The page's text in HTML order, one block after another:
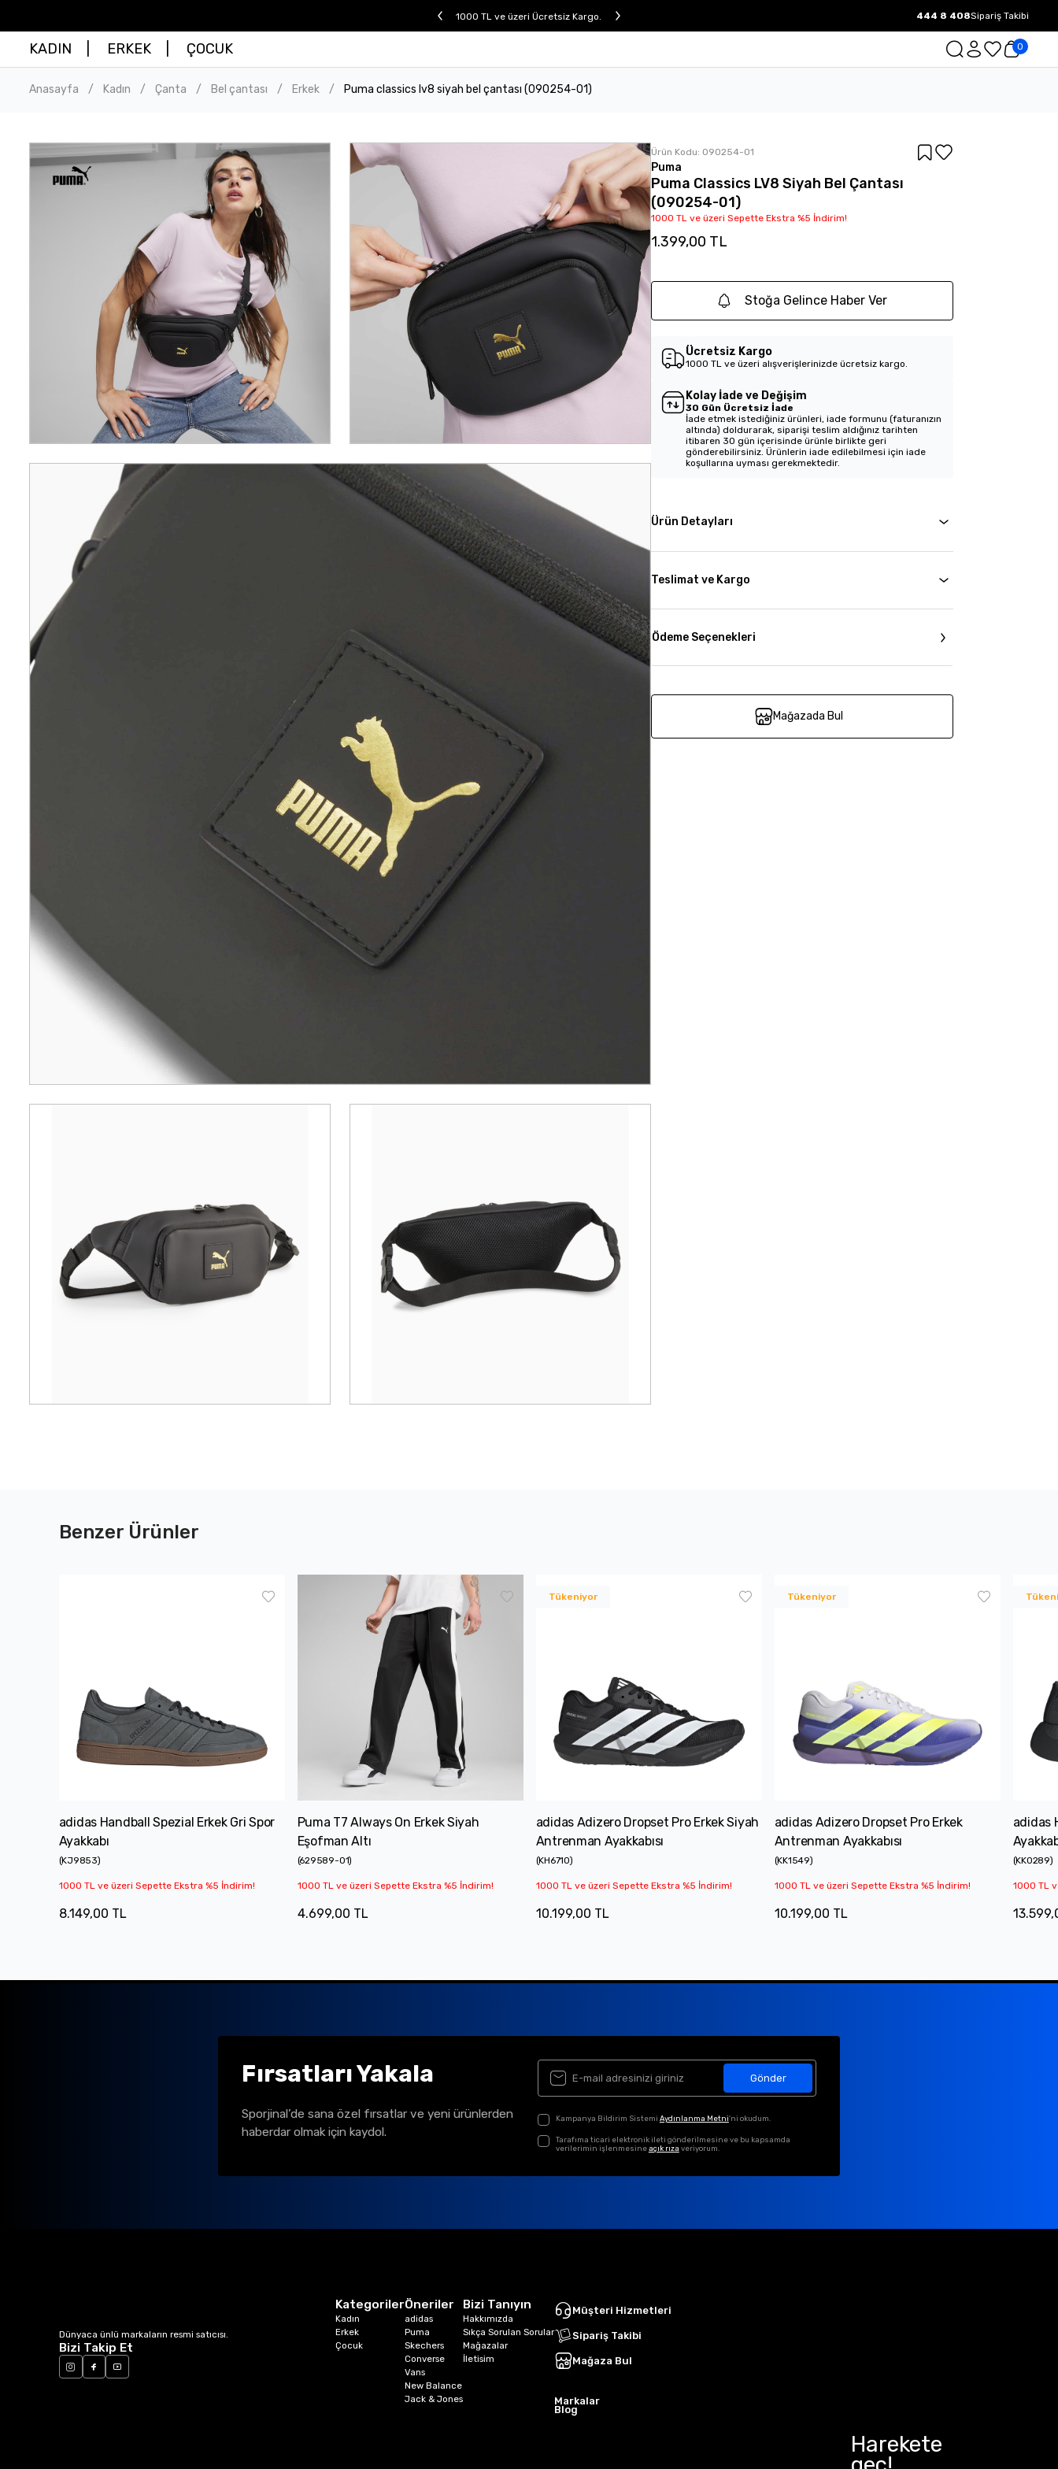
1000 TL ve üzeri Ücretsiz Kargo. 1000 TL ve üzeri Ücretsiz Kargo.
444 8 408Sipariş Takibi
KADIN ERKEK ÇOCUK 0
Anasayfa / Kadın / Çanta / Bel çantası / Erkek / Puma classics lv8 siyah bel çantası (090254-01)
Ürün Kodu: 090254-01
Puma
Puma Classics LV8 Siyah Bel Çantası
(090254-01)
1000 TL ve üzeri Sepette Ekstra %5 İndirim!
1.399,00 TL
Stoğa Gelince Haber Ver
Ücretsiz Kargo
1000 TL ve üzeri alışverişlerinizde ücretsiz kargo.
Kolay İade ve Değişim
30 Gün Ücretsiz İade
İade etmek istediğiniz ürünleri, iade formunu (faturanızın
altında) doldurarak, siparişi teslim aldığınız tarihten
itibaren 30 gün içerisinde ürünle birlikte geri
gönderebilirsiniz. Ürünlerin iade edilebilmesi için iade
koşullarına uyması gerekmektedir.
Ürün Detayları
Teslimat ve Kargo
Ödeme Seçenekleri
Mağazada Bul
Benzer Ürünler
adidas Handball Spezial Erkek Gri Spor
Ayakkabı
(KJ9853)
1000 TL ve üzeri Sepette Ekstra %5 İndirim!
8.149,00 TL
Puma T7 Always On Erkek Siyah
Eşofman Altı
(629589-01)
1000 TL ve üzeri Sepette Ekstra %5 İndirim!
4.699,00 TL
Tükeniyor
adidas Adizero Dropset Pro Erkek Siyah
Antrenman Ayakkabısı
(KH6710)
1000 TL ve üzeri Sepette Ekstra %5 İndirim!
10.199,00 TL
Tükeniyor
adidas Adizero Dropset Pro Erkek
Antrenman Ayakkabısı
(KK1549)
1000 TL ve üzeri Sepette Ekstra %5 İndirim!
10.199,00 TL
adidas
(KK0289)
1000 TL
Fırsatları Yakala
Sporjinal’de sana özel fırsatlar ve yeni ürünlerden
haberdar olmak için kaydol.
Gönder
Kampanya Bildirim Sistemi Aydınlanma Metni'ni okudum.
Tarafıma ticari elektronik ileti gönderilmesine ve bu kapsamda
verilerimin işlenmesineaçık rıza veriyorum.
Dünyaca ünlü markaların resmi satıcısı.
Bizi Takip Et
Kategoriler
Kadın
Erkek
Çocuk
Öneriler
adidas
Puma
Skechers
Converse
Vans
New Balance
Jack & Jones
Bizi Tanıyın
Hakkımızda
Sıkça Sorulan Sorular
Mağazalar
İletisim
Müşteri Hizmetleri
Sipariş Takibi
Mağaza Bul
Markalar
Blog
Harekete